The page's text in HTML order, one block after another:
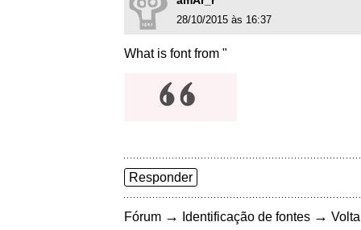
28/10/2015 às 16:37
What is font from "
Responder
Fórum → Identificação de fontes →